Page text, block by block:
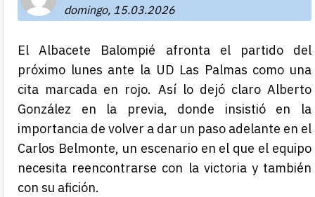
domingo, 15.03.2026
El Albacete Balompié afronta el partido del
próximo lunes ante la UD Las Palmas como una
cita marcada en rojo. Así lo dejó claro Alberto
González en la previa, donde insistió en la
importancia de volver a dar un paso adelante en el
Carlos Belmonte, un escenario en el que el equipo
necesita reencontrarse con la victoria y también
con su afición.